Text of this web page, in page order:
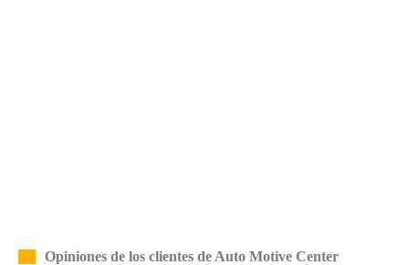
Opiniones de los clientes de Auto Motive Center